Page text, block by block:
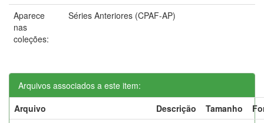
Aparece
nas
coleções:
Séries Anteriores (CPAF-AP)
Arquivos associados a este item:
Arquivo
Descrição Tamanho